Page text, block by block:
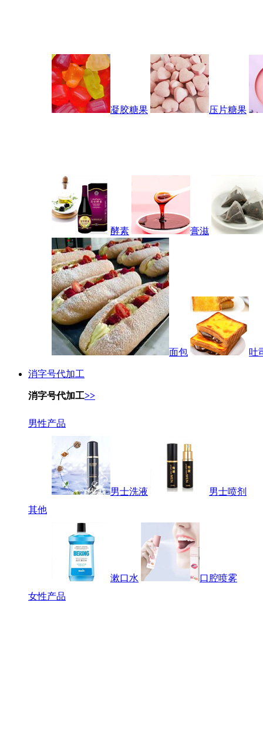
凝胶糖果 压片糖果
酵素 膏滋
面包 吐
消字号代加工
消字号代加工>>
男性产品
男士洗液
男士喷剂
其他
漱口水
口腔喷雾
女性产品